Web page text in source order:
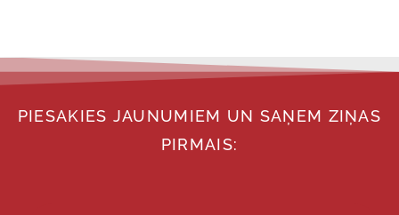
PIESAKIES JAUNUMIEM UN SAŅEM ZIŅAS
PIRMAIS: